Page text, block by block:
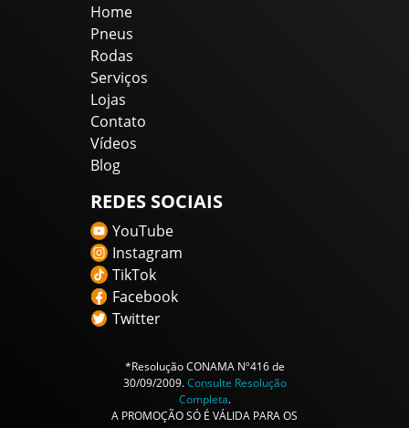
Home
Pneus
Rodas
Serviços
Lojas
Contato
Vídeos
Blog
REDES SOCIAIS
YouTube
Instagram
TikTok
Facebook
Twitter
*Resolução CONAMA Nº416 de
30/09/2009.Consulte Resolução
Completa.
A PROMOÇÃO SÓ É VÁLIDA PARA OS